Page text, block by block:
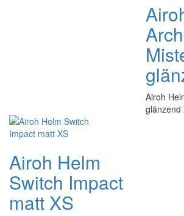
Airoh
glänzend
Airoh Helm
Switch Impact
matt XS